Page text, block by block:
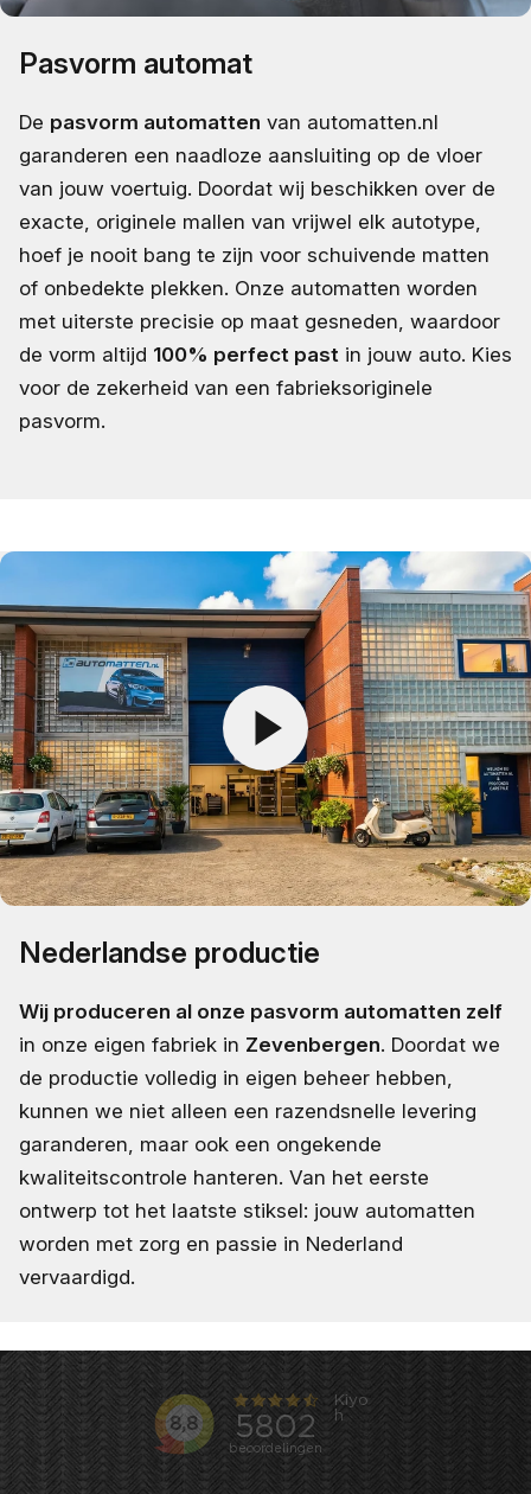
Pasvorm automat
De pasvorm automatten van automatten.nl
garanderen een naadloze aansluiting op de vloer
van jouw voertuig. Doordat wij beschikken over de
exacte, originele mallen van vrijwel elk autotype,
hoef je nooit bang te zijn voor schuivende matten
of onbedekte plekken. Onze automatten worden
met uiterste precisie op maat gesneden, waardoor
de vorm altijd 100% perfect past in jouw auto. Kies
voor de zekerheid van een fabrieksoriginele
pasvorm.
Nederlandse productie
Wij produceren al onze pasvorm automatten zelf
in onze eigen fabriek in Zevenbergen. Doordat we
de productie volledig in eigen beheer hebben,
kunnen we niet alleen een razendsnelle levering
garanderen, maar ook een ongekende
kwaliteitscontrole hanteren. Van het eerste
ontwerp tot het laatste stiksel: jouw automatten
worden met zorg en passie in Nederland
vervaardigd.